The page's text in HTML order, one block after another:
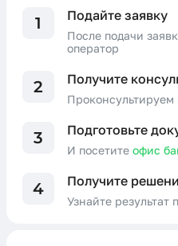
1 Подайте заявку
После подачи
оператор
2 Получите
Проконсультируем
3 Подготовьте
И посетите офис
4 Получите
Узнайте результат